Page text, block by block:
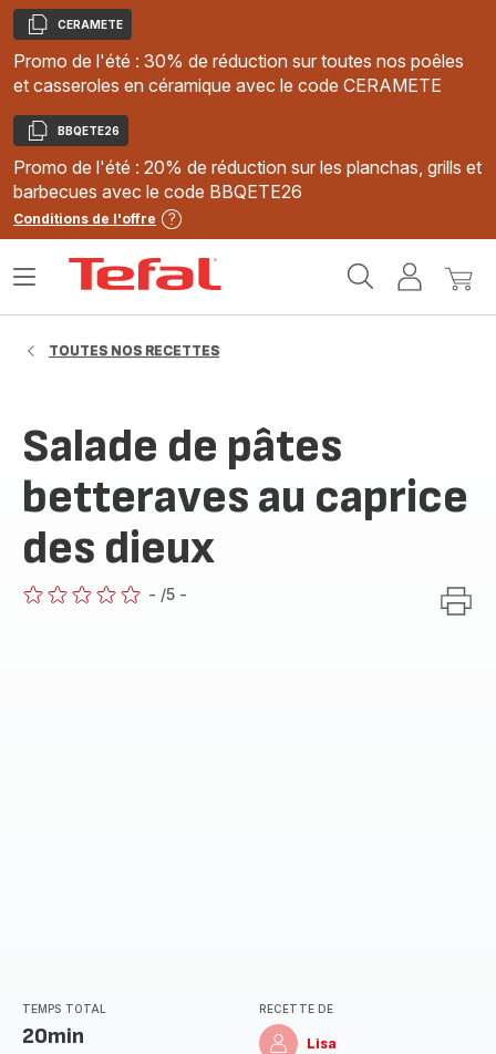
Copier
CERAMETE
Promo de l'été : 30% de réduction sur toutes nos poêles
et casseroles en céramique avec le code CERAMETE
Copier
BBQETE26
Promo de l'été : 20% de réduction sur les planchas, grills et
barbecues avec le code BBQETE26
Conditions de l'offre
MonMon
Ouvrir
TOUTES NOS RECETTES
Salade de pâtes
betteraves au caprice
des dieux
- /5 -
TEMPS TOTAL
20min
RECETTE DE
Lisa